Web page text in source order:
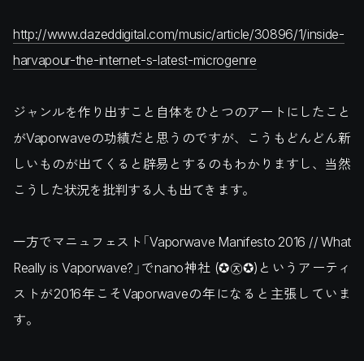
http://www.dazeddigital.com/music/article/30896/1/inside-
harvapour-the-internet-s-latest-microgenre
ジャンルを作り出すこと自体をひとつのアートにしたこと
がVaporwaveの功績だと思うのですが、こうもどんどん新
しいものが出てくると辟易とするのもわかりますし、当然
こうした状況を批判する人も出てきます。
一方でマニュフェスト「Vaporwave Manifesto 2016 // What
Really is Vaporwave?」でnano神社 (✪㉨✪)というアーティ
ストが2016年こそVaporwaveの年になると主張していま
す。